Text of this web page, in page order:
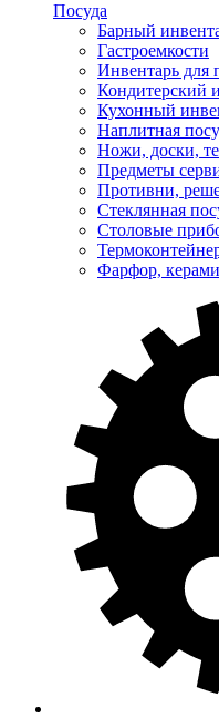
Посуда
Барный
Гастроемкости
Инвентарь для
Кондитерский
Кухонный
Наплитная
Ножи, доски,
Предметы
Противни,
Стеклянная
Столовые
Фарфор,